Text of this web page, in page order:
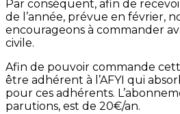
Par conséquent, afin de
de l’année, prévue en février,
encourageons à commander
civile.
Afin de pouvoir commande
être adhérent à l’AFYI qui
pour ces adhérents.
parutions, est de 20€/an.